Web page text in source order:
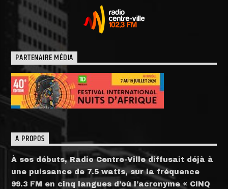
PARTENAIRE MÉDIA
A PROPOS
À ses débuts, Radio Centre-Ville diffusait déjà à
une puissance de 7.5 watts, sur la fréquence
99.3 FM en cinq langues d’où l’acronyme « CINQ